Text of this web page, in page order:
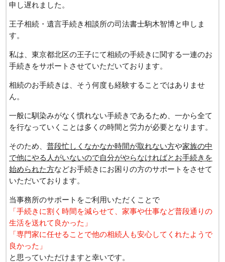
申し遅れました。
王子相続・遺言手続き相談所の司法書士駒木智博と申しま
す。
私は、東京都北区の王子にて相続の手続きに関する一連のお
手続きをサポートさせていただいております。
相続のお手続きは、そう何度も経験することではありませ
ん。
一般に馴染みがなく慣れない手続きであるため、一から全て
を行なっていくことは多くの時間と労力が必要となります。
そのため、 普段忙しくなかなか時間が取れない方や家族の中
で他にやる人がいないので自分がやらなければとお手続きを
始められた方などお手続きにお困りの方のサポートをさせて
いただいております。
当事務所のサポートをご利用いただくことで
「手続きに割く時間を減らせて、家事や仕事など普段通りの
生活を送れて良かった」
「専門家に任せることで他の相続人も安心してくれたようで
良かった」
と思っていただけますと幸いです。